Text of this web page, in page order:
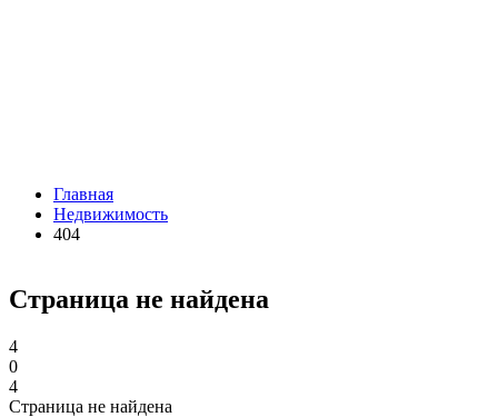
Главная
Недвижимость
404
Страница не найдена
4
0
4
Страница не найдена